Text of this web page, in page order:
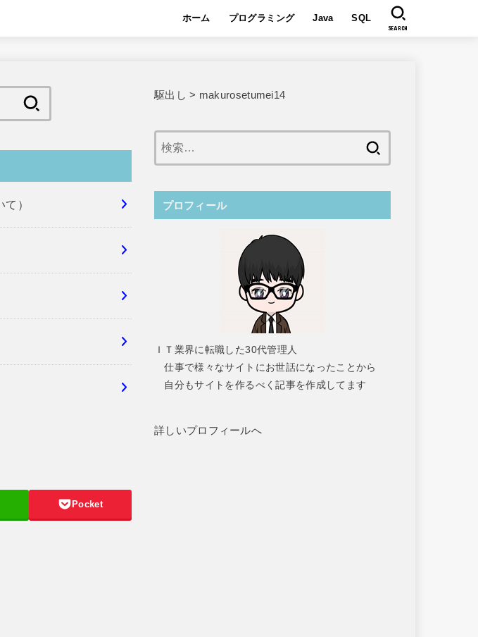
ホーム プログラミング Java SQL
SEARCH
）
Pocket
駆出し > makurosetumei14
プロフィール
ＩＴ業界に転職した30代管理人
仕事で様々なサイトにお世話になったことから
自分もサイトを作るべく記事を作成してます
詳しいプロフィールへ